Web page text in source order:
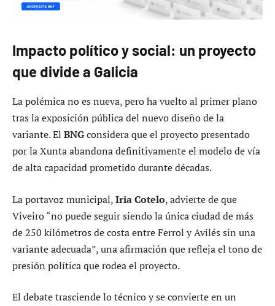
Impacto político y social: un proyecto
que divide a Galicia
La polémica no es nueva, pero ha vuelto al primer plano
tras la exposición pública del nuevo diseño de la
variante. El BNGconsidera que el proyecto presentado
por la Xunta abandona definitivamente el modelo de vía
de alta capacidad prometido durante décadas.
La portavoz municipal,Iria Cotelo, advierte de que
Viveiro “no puede seguir siendo la única ciudad de más
de 250 kilómetros de costa entre Ferrol y Avilés sin una
variante adecuada”, una afirmación que refleja el tono de
presión política que rodea el proyecto.
El debate trasciende lo técnico y se convierte en un